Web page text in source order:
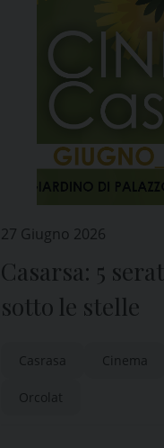
27 Giugno 2026
Casarsa: 5
sotto le stelle
Casrasa Cinema
Orcolat